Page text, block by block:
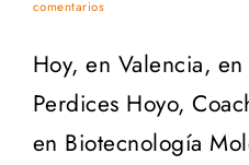
comentarios
Hoy, en Valencia,
Perdices Hoyo,
en Biotecnología